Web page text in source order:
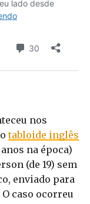
nos
otabloide inglês
na época)
(de 19) sem
enviado para
caso ocorreu